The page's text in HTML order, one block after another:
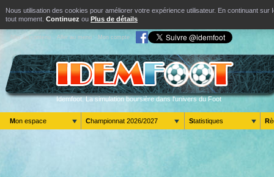
Nous utilisation des cookies pour améliorer votre expérience utilisateur. En continuant
tout moment. Continuez ou Plus de détails
Aller au contenu Aller au menu Mon compte
Idemfoot. La simulation boursière dans l'univers du Foot
Mon espace Championnat 2026/2027 Statistiques